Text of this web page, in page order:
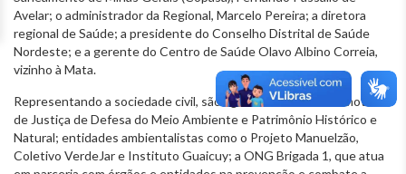
Avelar; o administrador da Regional, Marcelo Pereira; a diretora
regional de Saúde; a presidente do Conselho Distrital de Saúde
Nordeste; e a gerente do Centro de Saúde Olavo Albino Correia,
vizinho à Mata.
Representando a sociedade civil, são aguardados a 15ª Promotoria
de Justiça de Defesa do Meio Ambiente e Patrimônio Histórico e
Natural; entidades ambientalistas como o Projeto Manuelzão,
Coletivo VerdeJar e Instituto Guaicuy; a ONG Brigada 1, que atua